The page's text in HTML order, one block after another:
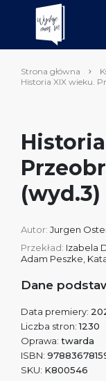
Strona główna
Historia XIX wieku.
(wyd.3)
Autor: Jurgen
Przekład: Izabela
Adam Peszke,
Dane
Data premiery:
Liczba stron:1230
Oprawa: twarda
ISBN:
SKU: K800546